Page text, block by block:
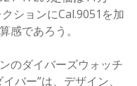
ションにCal.9051を加
感であろう。
のダイバーズウォッチ
バー”は、デザイン、